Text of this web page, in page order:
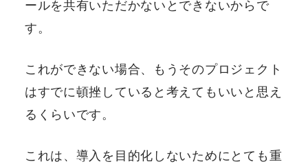
ールを共有いただかないとできないからで
す。
これができない場合、もうそのプロジェクト
はすでに頓挫していると考えてもいいと思え
るくらいです。
これは、導入を目的化しないためにとても重